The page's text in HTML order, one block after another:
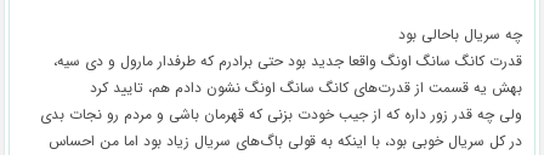
چه سریال باحالی بود
قدرت کانگ سانگ اونگ واقعا جدید بود حتی برادرم که طرفدار مارول و دی سیه،
بهش یه قسمت از قدرت‌های کانگ سانگ اونگ نشون دادم هم، تایید کرد
ولی چه قدر زور داره که از جیب خودت بزنی که قهرمان باشی و مردم رو نجات بدی
در کل سریال خوبی بود، با اینکه به قولی باگ‌های سریال زیاد بود اما من احساس